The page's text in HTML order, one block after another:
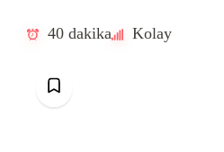
40 dakika Kolay